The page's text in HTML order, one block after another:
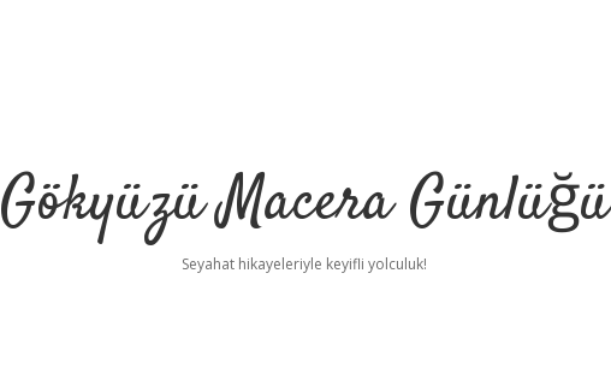
Gökyüzü Macera Günlüğü
Seyahat hikayeleriyle keyifli yolculuk!